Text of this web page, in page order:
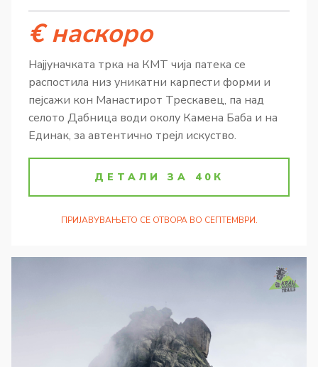
€ наскоро
Најјуначката трка на КМТ чија патека се
распостила низ уникатни карпести форми и
пејсажи кон Манaстирот Трескавец, па над
селото Дабница води околу Камена Баба и на
Единак, за автентично трејл искуство.
ДЕТАЛИ ЗА 40К
ПРИЈАВУВАЊЕТО СЕ ОТВОРА ВО СЕПТЕМВРИ.